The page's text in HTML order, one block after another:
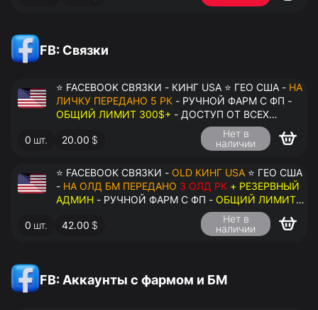
FB: Связки
⭐ FACEBOOK СВЯЗКИ - КИНГ USA ⭐ ГЕО США - НА
ЛИЧКУ ПЕРЕДАНО 5 РК - РУЧНОЙ ФАРМ С ФП -
ОБЩИЙ ЛИМИТ 300$+ - ДОСТУП ОТ ВСЕХ
АККАУНТОВ - ПЕРЕДАЧА В АНТИДЕТЕКТ
0 шт. 20.00 $
Нет в
наличии
⭐ FACEBOOK СВЯЗКИ - OLD КИНГ USA ⭐ ГЕО США
- НА ОЛД БМ ПЕРЕДАНО 3 ОЛД РК + РЕЗЕРВНЫЙ
АДМИН - РУЧНОЙ ФАРМ С ФП - ОБЩИЙ ЛИМИТ
- ДОСТУП ОТ ВСЕХ АККАУНТОВ -
ПЕРЕДАЧА В АНТИДЕТЕКТ
0 шт. 42.00 $
Нет в
наличии
FB: Аккаунты с фармом и БМ